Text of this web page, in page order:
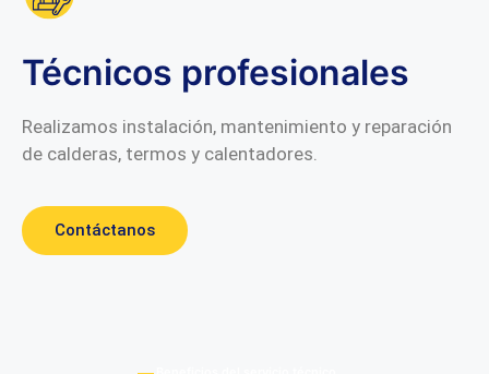
Técnicos profesionales
Realizamos instalación, mantenimiento y reparación
de calderas, termos y calentadores.
Contáctanos